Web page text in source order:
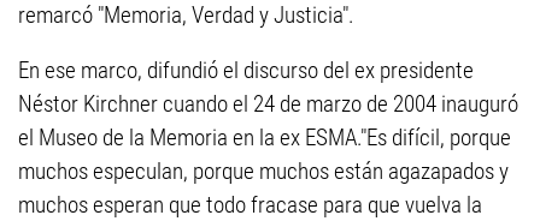
remarcó "Memoria, Verdad y Justicia".
En ese marco, difundió el discurso del ex presidente
Néstor Kirchner cuando el 24 de marzo de 2004 inauguró
el Museo de la Memoria en la ex ESMA."Es difícil, porque
muchos especulan, porque muchos están agazapados y
muchos esperan que todo fracase para que vuelva la